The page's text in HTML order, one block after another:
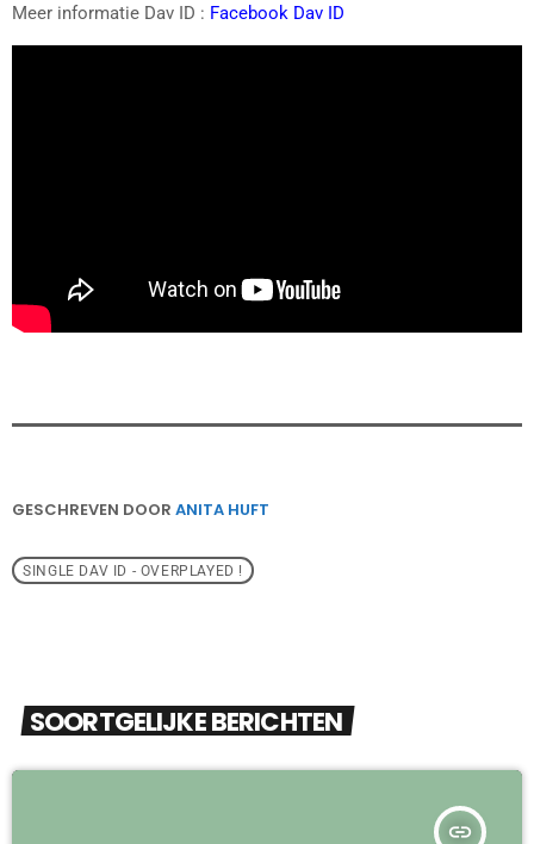
Meer informatie Dav ID : Facebook Dav ID
GESCHREVEN DOOR ANITA HUFT
SINGLE DAV ID - OVERPLAYED !
SOORTGELIJKE BERICHTEN
insert_link